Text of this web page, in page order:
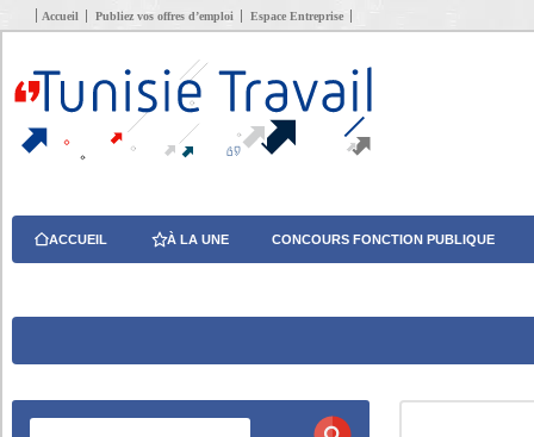
Accueil Publiez vos offres d’emploi Espace Entreprise
ACCUEIL À LA UNE CONCOURS FONCTION PUBLIQUE